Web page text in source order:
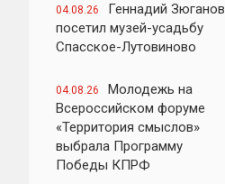
04.08.26
Геннадий Зюганов
посетил музей-усадьбу
Спасское-Лутовиново
04.08.26
Молодежь на
Всероссийском форуме
«Территория смыслов»
выбрала Программу
Победы КПРФ